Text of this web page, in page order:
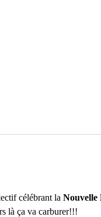
célébrant la Nouvelle
là ça va carburer!!!